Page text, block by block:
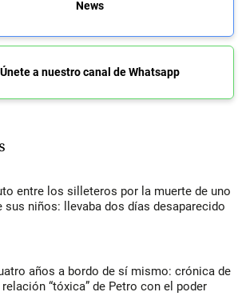
News
Únete a nuestro canal de Whatsapp
entre los silleteros por la muerte de uno
sus niños: llevaba dos días desaparecido
años a bordo de sí mismo: crónica de
relación “tóxica” de Petro con el poder